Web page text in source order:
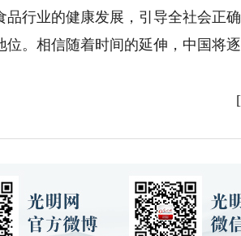
行业的健康发展，引导全社会正
。相信随着时间的延伸，中国将
[